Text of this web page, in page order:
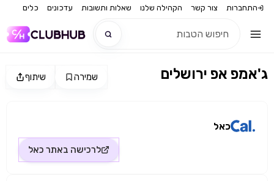
התחברות צור קשר הקהילה שלנו שאלות ותשובות עדכונים כלים
שיתוף שמירה ג'אמפ אפ ירושלים
כאל
לרכישה באתר כאל